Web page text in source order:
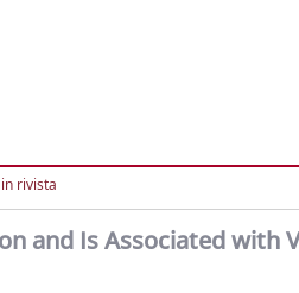
rivista
and Is Associated with